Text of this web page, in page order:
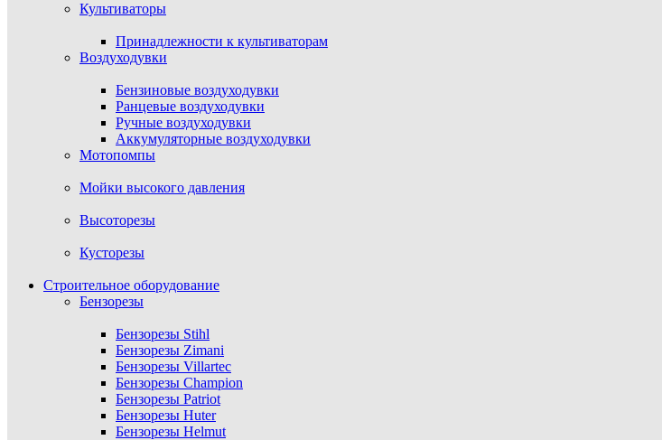
Культиваторы
Принадлежности к культиваторам
Воздуходувки
Бензиновые воздуходувки
Ранцевые воздуходувки
Ручные воздуходувки
Аккумуляторные воздуходувки
Мотопомпы
Мойки высокого давления
Высоторезы
Кусторезы
Строительное оборудование
Бензорезы
Бензорезы Stihl
Бензорезы Zimani
Бензорезы Villartec
Бензорезы Champion
Бензорезы Patriot
Бензорезы Huter
Бензорезы Helmut